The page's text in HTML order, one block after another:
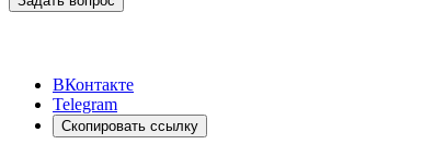
ВКонтакте
Telegram
Скопировать ссылку